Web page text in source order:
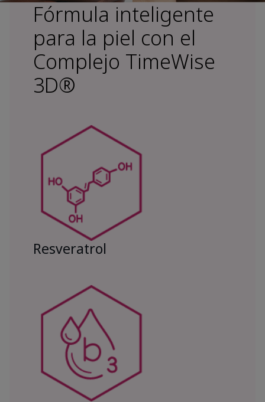
Fórmula inteligente
para la piel con el
Complejo TimeWise
3D®
Resveratrol